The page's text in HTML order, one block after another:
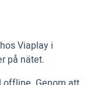
Viaplay i
på nätet.